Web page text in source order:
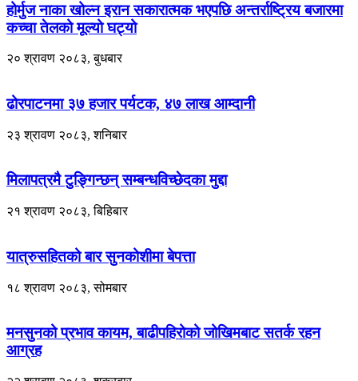
होर्मुज नाका खोल्न इरान सकारात्मक भएपछि अन्तर्राष्ट्रिय बजारमा
कच्चा तेलको मूल्यो घट्यो
२० श्रावण २०८३, बुधबार
ढोरपाटनमा ३७ हजार पर्यटक, ४७ लाख आम्दानी
२३ श्रावण २०८३, शनिबार
मिलापत्रमै टुङ्गिन्छन् सम्बन्धविच्छेदका मुद्दा
२१ श्रावण २०८३, बिहिबार
यात्रुसहितको बार सुनकोशीमा बेपत्ता
१८ श्रावण २०८३, सोमबार
मनसुनको प्रभाव कायम, बाढीपहिरोको जोखिमबाट सतर्क रहन
आग्रह